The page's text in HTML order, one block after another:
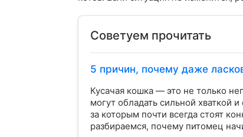
Советуем прочитать
5 причин, почему даже
Кусачая кошка — это не только
могут обладать сильной хваткой
за которым почти всегда стоят
разбираемся, почему питомец